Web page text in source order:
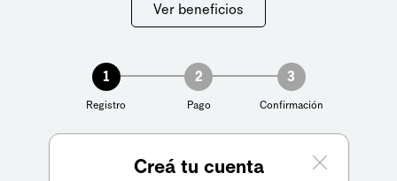
Ver beneficios
1
Registro
2
Pago
3
Confirmación
Creá tu cuenta